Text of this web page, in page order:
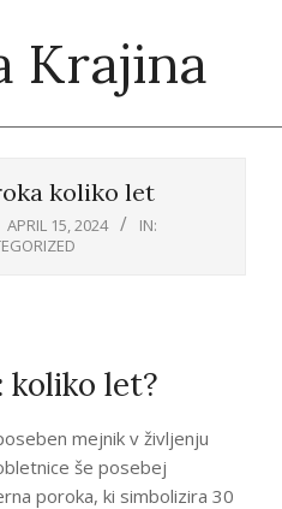
Krajina
koliko let
APRIL 15, 2024
IN:
koliko let?
mejnik v življenju
še posebej
poroka, ki simbolizira 30